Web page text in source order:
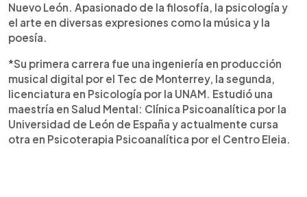
Nuevo León. Apasionado de la filosofía, la psicología y
el arte en diversas expresiones como la música y la
poesía.
*Su primera carrera fue una ingeniería en producción
musical digital por el Tec de Monterrey, la segunda,
licenciatura en Psicología por la UNAM. Estudió una
maestría en Salud Mental: Clínica Psicoanalítica por la
Universidad de León de España y actualmente cursa
otra en Psicoterapia Psicoanalítica por el Centro Eleia.